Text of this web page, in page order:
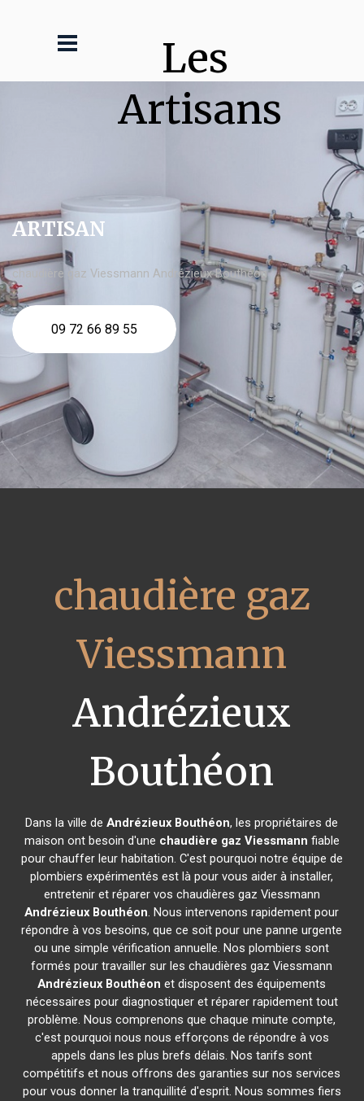
Les
Artisans
ARTISAN
chaudière gaz Viessmann Andrézieux Bouthéon
09 72 66 89 55
chaudière gaz
Viessmann
Andrézieux
Bouthéon
Dans la ville deAndrézieux Bouthéon, les propriétaires de
maison ont besoin d'une chaudière gaz Viessmann fiable
pour chauffer leur habitation. C'est pourquoi notre équipe de
plombiers expérimentés est là pour vous aider à installer,
entretenir et réparer vos chaudières gaz Viessmann
Andrézieux Bouthéon. Nous intervenons rapidement pour
répondre à vos besoins, que ce soit pour une panne urgente
ou une simple vérification annuelle. Nos plombiers sont
formés pour travailler sur les chaudières gaz Viessmann
Andrézieux Bouthéon et disposent des équipements
nécessaires pour diagnostiquer et réparer rapidement tout
problème. Nous comprenons que chaque minute compte,
c'est pourquoi nous nous efforçons de répondre à vos
appels dans les plus brefs délais. Nos tarifs sont
compétitifs et nous offrons des garanties sur nos services
pour vous donner la tranquillité d'esprit. Nous sommes fiers